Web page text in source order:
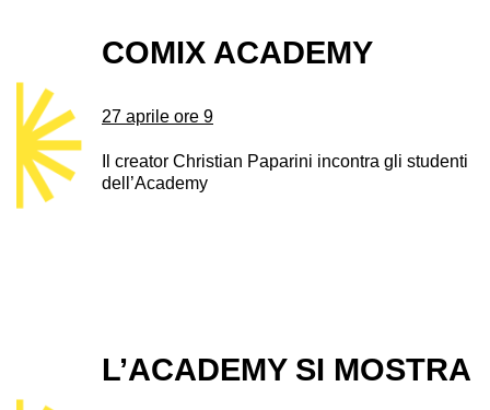
COMIX ACADEMY
27 aprile ore 9
Il creator Christian Paparini incontra gli studenti
dell’Academy
L’ACADEMY SI MOSTRA